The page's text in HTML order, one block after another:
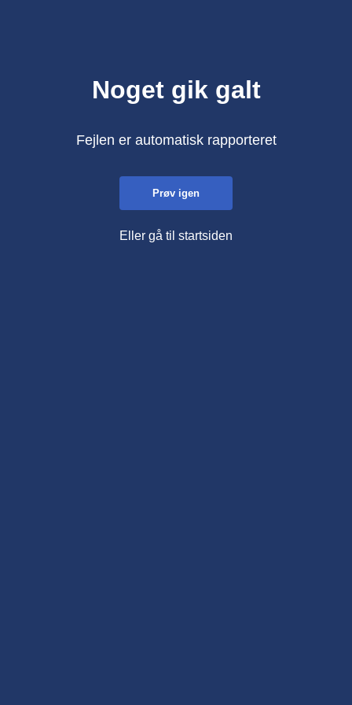
Noget gik galt
Fejlen er automatisk rapporteret
Prøv igen
Eller gå til startsiden